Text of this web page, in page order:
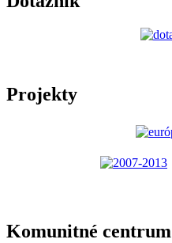
Projekty
Komunitné centrum